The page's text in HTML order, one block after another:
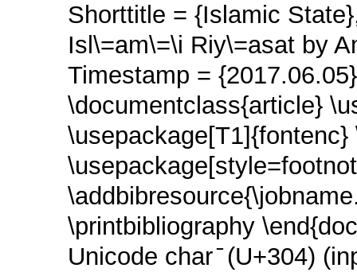
Shorttitle = {Islamic
Isl\=am\=\i Riy\=asat by
Timestamp =
\documentclass{article}
\printbibliography
Unicode char ̄ (U+304)